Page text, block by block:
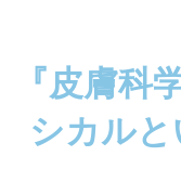
『皮膚科
シカルと